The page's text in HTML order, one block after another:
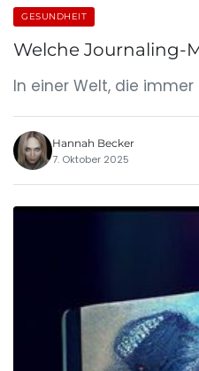
GESUNDHEIT
Welche Journaling-
In einer Welt, die
Hannah Becker
7. Oktober 2025